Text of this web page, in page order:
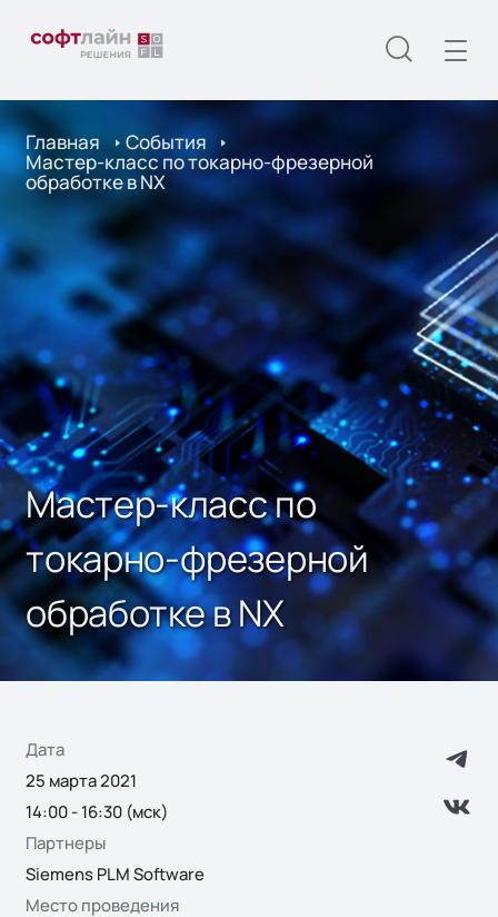
Главная События
Мастер-класс по токарно-фрезерной
обработке в NX
Мастер-класс по
токарно-фрезерной
обработке в NX
Дата
25 марта 2021
14:00 - 16:30 (мск)
Партнеры
Siemens PLM Software
Место проведения